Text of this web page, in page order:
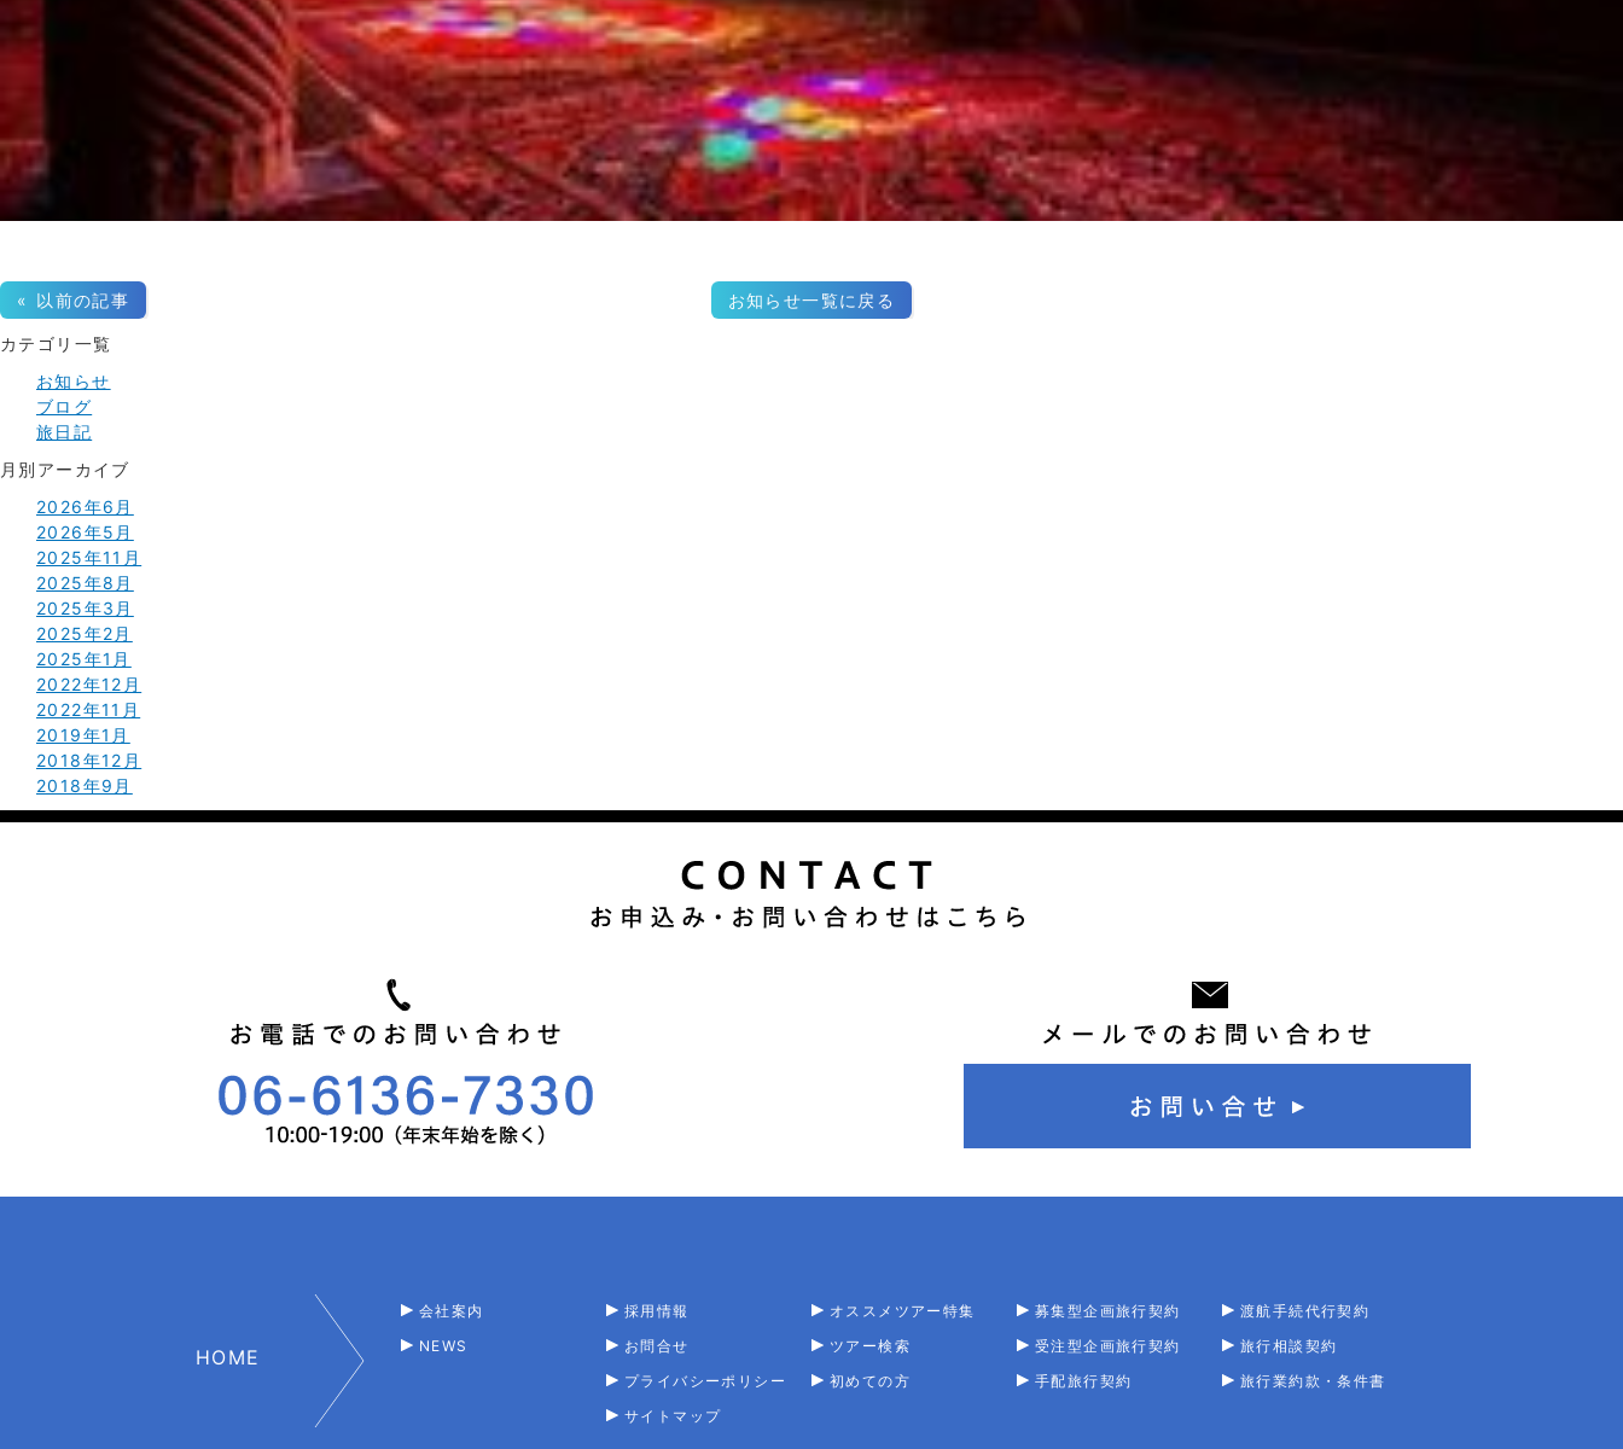
« 以前の記事 お知らせ一覧に戻る
カテゴリ一覧
お知らせ
ブログ
旅日記
月別アーカイブ
2026年6月
2026年5月
2025年11月
2025年8月
2025年3月
2025年2月
2025年1月
2022年12月
2022年11月
2019年1月
2018年12月
2018年9月
HOME
会社案内
NEWS
採用情報
お問合せ
プライバシーポリシー
サイトマップ
オススメツアー特集
ツアー検索
初めての方
募集型企画旅行契約
受注型企画旅行契約
手配旅行契約
渡航手続代行契約
旅行相談契約
旅行業約款・条件書